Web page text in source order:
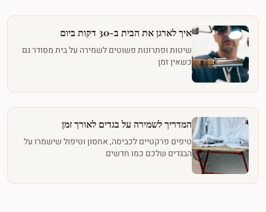
איך לארגן את הבית ב-30 דקות ביום
שיטות ופתרונות פשוטים לשמירה על בית מסודר גם
כשאין זמן
המדריך לשמירה על בגדים לאורך זמן
טיפים פרקטיים לכביסה, אחסון וטיפול שישמרו על
הבגדים שלכם כמו חדשים